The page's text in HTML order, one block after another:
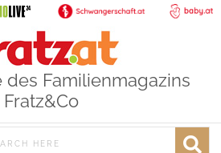
des Familienmagazins
Fratz&Co